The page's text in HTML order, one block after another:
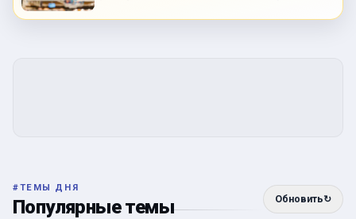
#ТЕМЫ ДНЯ
Популярные темы Обновить↻